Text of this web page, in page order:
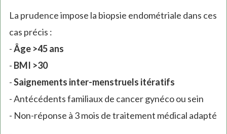
La prudence impose la biopsie endométriale dans ces
cas précis :
-Âge >45 ans
- BMI >30
-Saignements inter-menstruels itératifs
- Antécédents familiaux de cancer gynéco ou sein
- Non-réponse à 3 mois de traitement médical adapté